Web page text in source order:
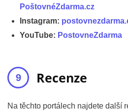
PoštovnéZdarma.cz
Instagram:
YouTube: PostovneZdarma
Recenze
Na těchto portálech najdete další